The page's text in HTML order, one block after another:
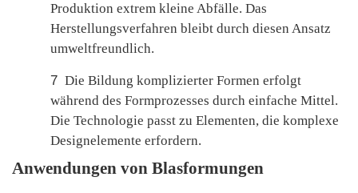
Produktion extrem kleine Abfälle. Das
Herstellungsverfahren bleibt durch diesen Ansatz
umweltfreundlich.
7 Die Bildung komplizierter Formen erfolgt
während des Formprozesses durch einfache Mittel.
Die Technologie passt zu Elementen, die komplexe
Designelemente erfordern.
Anwendungen von Blasformungen